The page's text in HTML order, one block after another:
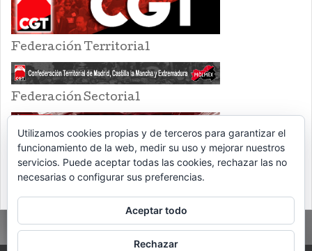
Federación Territorial
Federación Sectorial
Utilizamos cookies propias y de terceros para garantizar el
funcionamiento de la web, medir su uso y mejorar nuestros
servicios. Puede aceptar todas las cookies, rechazar las no
necesarias o configurar sus preferencias.
Aceptar todo
Rechazar